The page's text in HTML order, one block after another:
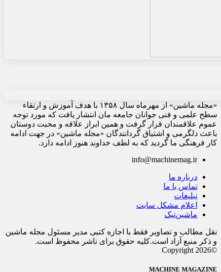
«مجله ماشین» از مهرماه سال ۱۳۵۸ با هدف آموزش و ارتقاء
سطح علمی و فنی جوانان جامعه مان انتشار یافت که مورد توجه
عموم علاقمندان قرار گرفت و همین ابراز علاقه و محبت دوستان
باعث دلگرمی و اشتیاق گردانندگان «مجله ماشین» در جهت ادامه
کار فرهنگی ما گردید که به لطف خداوند هنوز ادامه دارد.
info@machinemag.ir
درباره ما
تماس با ما
تبلیغات
اعلام مشکل سایت
ماشین‌تیک
نقل مطالب و تصاویر فقط با اجازه کتبی مدیر مسئول مجله ماشین
و ذکر منبع آزاد است.کلیه حقوق برای ناشر محفوظ است.
©Copyright 2026
MACHINE MAGAZINE